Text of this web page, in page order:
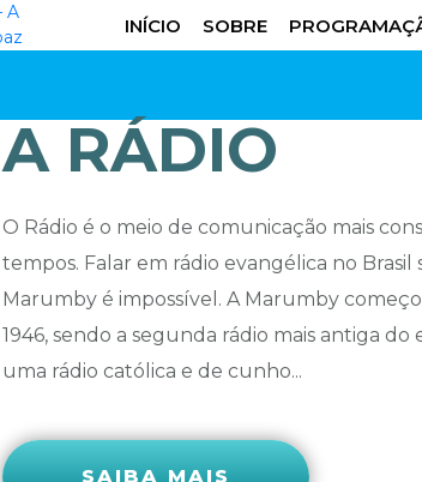
INÍCIO SOBRE
A RÁDIO
O Rádio é o meio de comunicação mais
tempos. Falar em rádio evangélica no Brasil
Marumby é impossível. A Marumby
1946, sendo a segunda rádio mais antiga do
uma rádio católica e de cunho...
SAIBA MAIS